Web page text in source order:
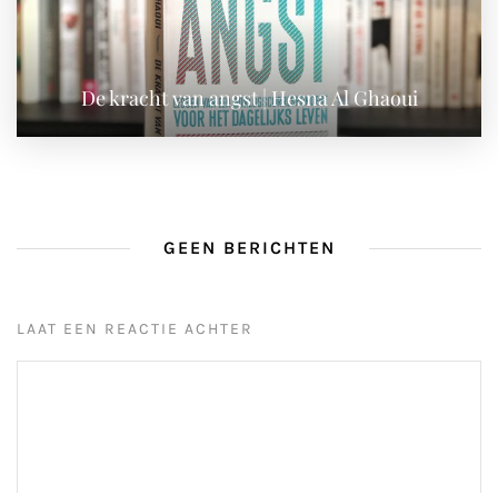
De kracht van angst | Hesna Al Ghaoui
GEEN BERICHTEN
LAAT EEN REACTIE ACHTER